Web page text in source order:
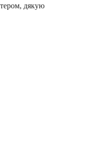
дякую